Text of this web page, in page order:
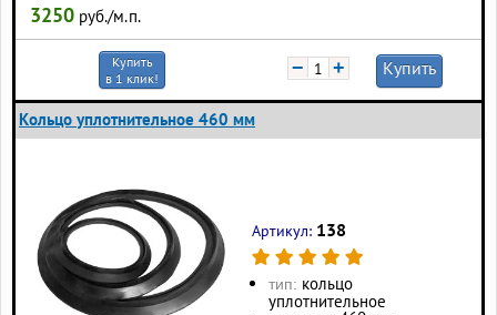
3250 руб./м.п.
Купить
в 1 клик!
− + Купить
Кольцо уплотнительное 460 мм
Артикул: 138
тип: кольцо
уплотнительное